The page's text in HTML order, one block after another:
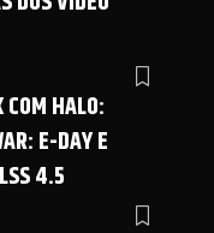
HALO:
E-DAY E
4.5